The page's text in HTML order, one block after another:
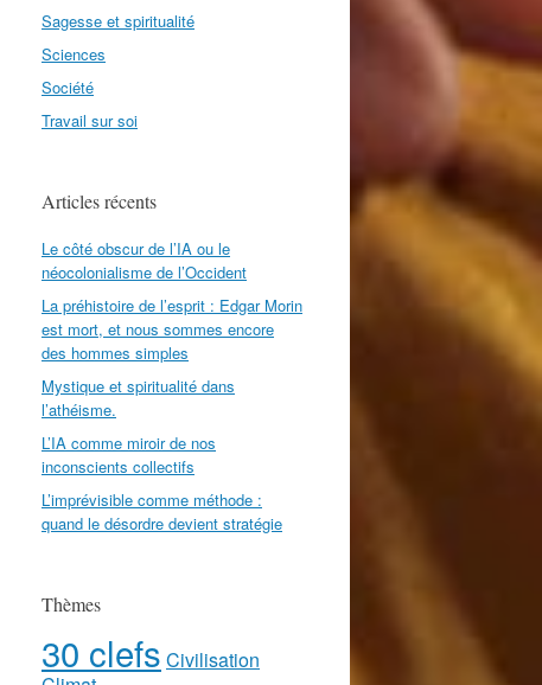
Sagesse et spiritualité
Sciences
Société
Travail sur soi
Articles récents
Le côté obscur de l’IA ou le
néocolonialisme de l’Occident
La préhistoire de l’esprit : Edgar Morin
est mort, et nous sommes encore
des hommes simples
Mystique et spiritualité dans
l’athéisme.
L’IA comme miroir de nos
inconscients collectifs
L’imprévisible comme méthode :
quand le désordre devient stratégie
Thèmes
30 clefs Civilisation